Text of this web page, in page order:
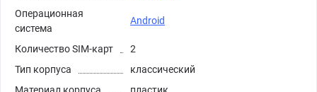
Операционная
система
Android
Количество SIM-карт
2
Тип корпуса
классический